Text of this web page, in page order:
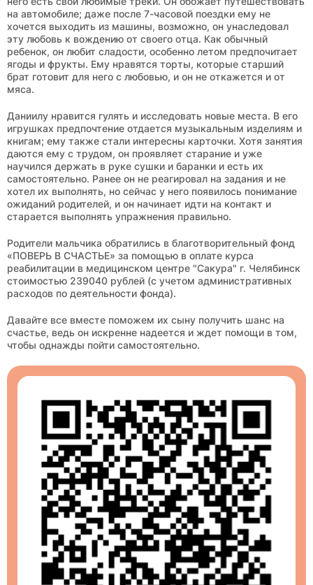
на автомобиле; даже после 7-часовой поездки ему не
хочется выходить из машины, возможно, он унаследовал
эту любовь к вождению от своего отца. Как обычный
ребенок, он любит сладости, особенно летом предпочитает
ягоды и фрукты. Ему нравятся торты, которые старший
брат готовит для него с любовью, и он не откажется и от
мяса.
Даниилу нравится гулять и исследовать новые места. В его
игрушках предпочтение отдается музыкальным изделиям и
книгам; ему также стали интересны карточки. Хотя занятия
даются ему с трудом, он проявляет старание и уже
научился держать в руке сушки и баранки и есть их
самостоятельно. Ранее он не реагировал на задания и не
хотел их выполнять, но сейчас у него появилось понимание
ожиданий родителей, и он начинает идти на контакт и
старается выполнять упражнения правильно.
Родители мальчика обратились в благотворительный фонд
«ПОВЕРЬ В СЧАСТЬЕ» за помощью в оплате курса
реабилитации в медицинском центре "Сакура" г. Челябинск
стоимостью 239040 рублей (с учетом административных
расходов по деятельности фонда).
Давайте все вместе поможем их сыну получить шанс на
счастье, ведь он искренне надеется и ждет помощи в том,
чтобы однажды пойти самостоятельно.